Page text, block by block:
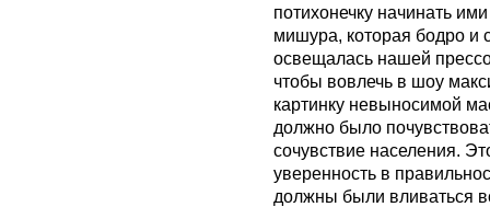
потихонечку начинать
мишура, которая бодро и
освещалась нашей
чтобы вовлечь в шоу
картинку невыносимой
должно было
сочувствие населения.
уверенность в
должны были вливаться